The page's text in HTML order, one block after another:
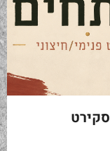
אנציקלופדיית הנתחים · פרק 2 סקירט